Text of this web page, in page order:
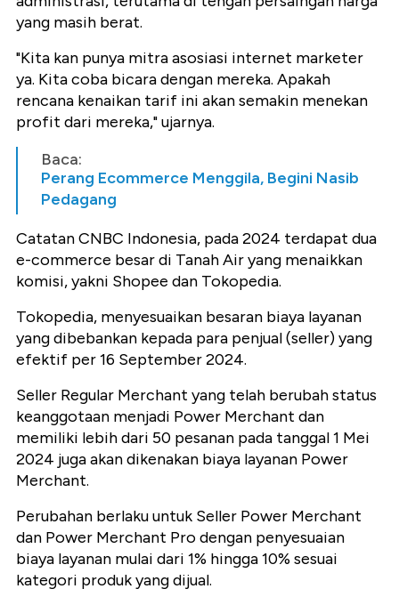
yang masih berat.
"Kita kan punya mitra asosiasi internet marketer
ya. Kita coba bicara dengan mereka. Apakah
rencana kenaikan tarif ini akan semakin menekan
profit dari mereka," ujarnya.
Baca:
Perang Ecommerce Menggila, Begini Nasib
Pedagang
Catatan CNBC Indonesia, pada 2024 terdapat dua
e-commerce besar di Tanah Air yang menaikkan
komisi, yakni Shopee dan Tokopedia.
Tokopedia, menyesuaikan besaran biaya layanan
yang dibebankan kepada para penjual (seller) yang
efektif per 16 September 2024.
Seller Regular Merchant yang telah berubah status
keanggotaan menjadi Power Merchant dan
memiliki lebih dari 50 pesanan pada tanggal 1 Mei
2024 juga akan dikenakan biaya layanan Power
Merchant.
Perubahan berlaku untuk Seller Power Merchant
dan Power Merchant Pro dengan penyesuaian
biaya layanan mulai dari 1% hingga 10% sesuai
kategori produk yang dijual.